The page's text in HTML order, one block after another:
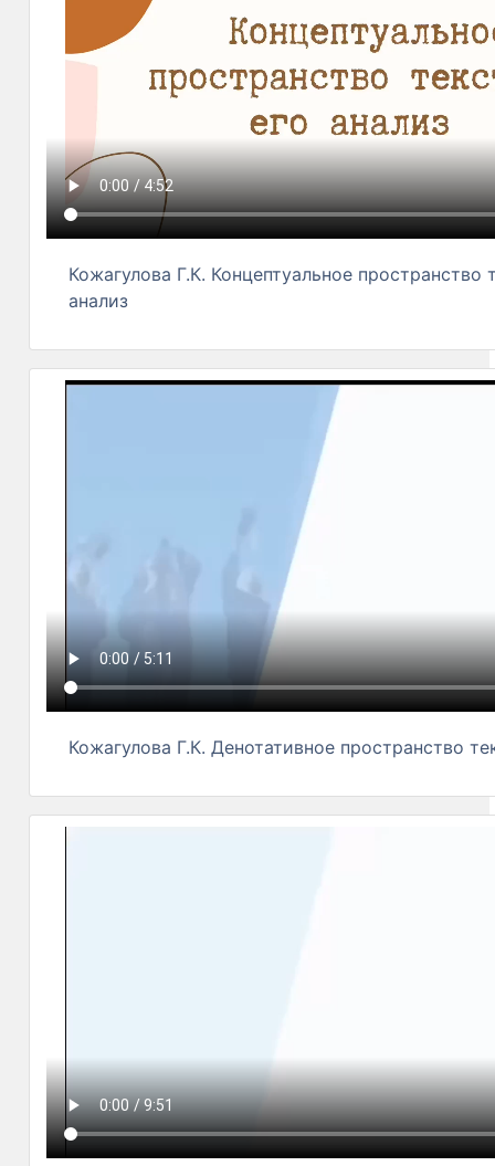
Кожагулова Г.К. Концептуальное пространство
анализ
Кожагулова Г.К. Денотативное пространство